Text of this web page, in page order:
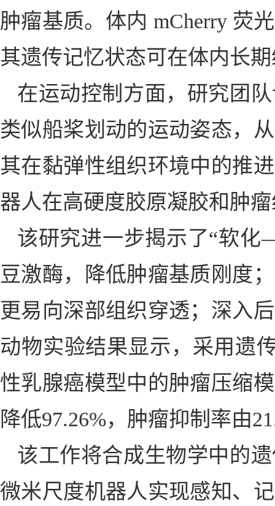
肿瘤基质。体内 mCherry 荧
其遗传记忆状态可在体内长
在运动控制方面，研究团
类似船桨划动的运动姿态，
其在黏弹性组织环境中的推
器人在高硬度胶原凝胶和肿
该研究进一步揭示了“软
豆激酶，降低肿瘤基质刚度
更易向深部组织穿透；深入
动物实验结果显示，采用遗
性乳腺癌模型中的肿瘤压缩
降低97.26%，肿瘤抑制率由
该工作将合成生物学中的
微米尺度机器人实现感知、